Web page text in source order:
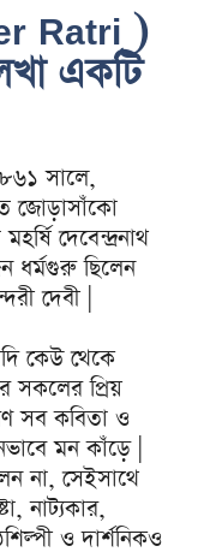
Ratri )
একটি
সালে,
জোড়াসাঁকো
দেবেন্দ্রনাথ
ধর্মগুরু ছিলেন
দেবী |
কেউ থেকে
সকলের প্রিয়
সব কবিতা ও
মন কাঁড়ে |
না, সেইসাথে
নাট্যকার,
ও দার্শনিকও